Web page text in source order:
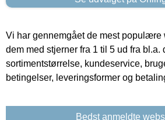
Vi har gennemgået de mest populære
dem med stjerner fra 1 til 5 ud fra bl.a.
sortimentstørrelse, kundeservice,
betingelser, leveringsformer og
Bedst anmeldte